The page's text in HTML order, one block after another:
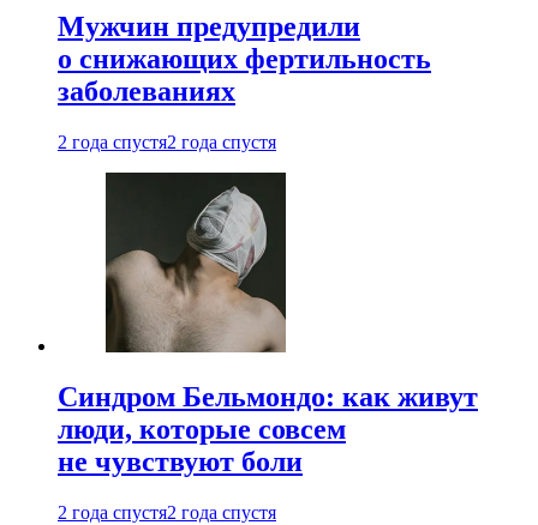
Мужчин предупредили
о снижающих фертильность
заболеваниях
2 года спустя2 года спустя
Синдром Бельмондо: как живут
люди, которые совсем
не чувствуют боли
2 года спустя2 года спустя